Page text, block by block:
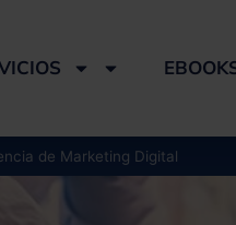
de Marketing Digital